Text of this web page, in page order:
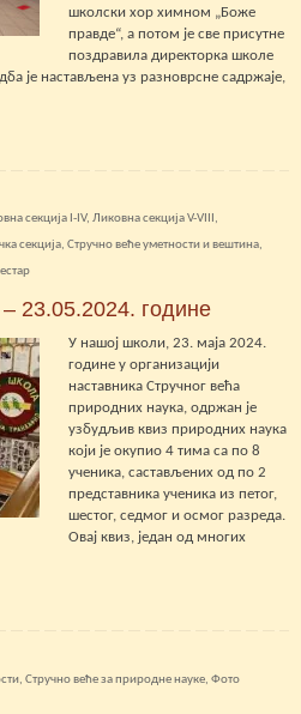
школски хор химном „Боже
правде“, а потом је све присутне
поздравила директорка школе
је настављена уз разноврсне садржаје,
секција I-IV, Ликовна секција V-VIII
,
секција, Стручно веће уметности и вештина,
23.05.2024. године
У нашој школи, 23. маја 2024.
године у организацији
наставника Стручног већа
природних наука, одржан је
узбудљив квиз природних наука
који је окупио 4 тима са по 8
ученика, састављених од по 2
представника ученика из петог,
шестог, седмог и осмог разреда.
Овај квиз, један од многих
, Стручно веће за природне науке, Фото